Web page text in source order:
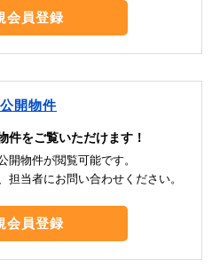
会員登録
開物件
件をご覧いただけます！
物件が閲覧可能です。
当者にお問い合わせください。
会員登録